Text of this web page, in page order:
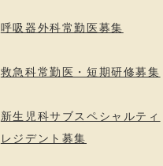
呼吸器外科常勤医募集
救急科常勤医・短期研修募集
新生児科サブスペシャルティ
レジデント募集